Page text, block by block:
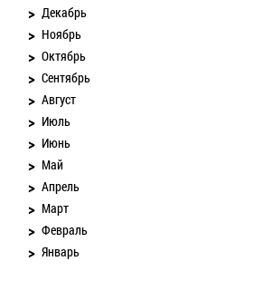
Декабрь
Ноябрь
Октябрь
Сентябрь
Август
Июль
Июнь
Май
Апрель
Март
Февраль
Январь